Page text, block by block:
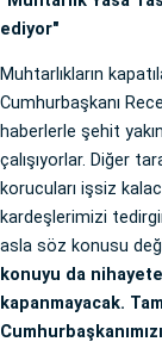
ediyor"
Muhtarlıkların
Cumhurbaşkanı
haberlerle şehit
çalışıyorlar. Diğer
korucuları işsiz
kardeşlerimizi
asla söz konusu
konuyu da nihayete
kapanmayacak.